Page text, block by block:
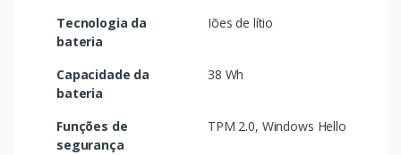
Tecnologia da
bateria
Iões de lítio
Capacidade da
bateria
38 Wh
Funções de
segurança
TPM 2.0, Windows Hello